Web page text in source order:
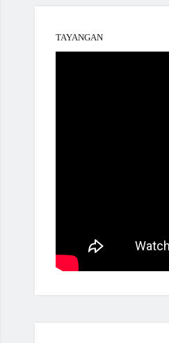
TAYANGAN